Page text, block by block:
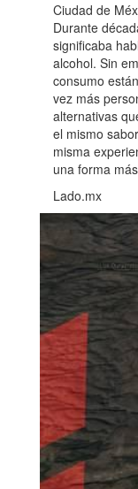
Ciudad de
Durante
significaba
alcohol. Sin
consumo
vez más
alternativas
el mismo
misma
una forma
Lado.mx